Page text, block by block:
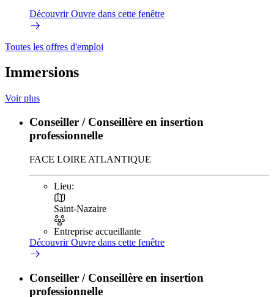
DécouvrirOuvre dans cette fenêtre
Toutes les offres d'emploi
Immersions
Voir plus
Conseiller / Conseillère en insertion
professionnelle
FACE LOIRE ATLANTIQUE
Lieu:
Saint-Nazaire
Entreprise accueillante
DécouvrirOuvre dans cette fenêtre
Conseiller / Conseillère en insertion
professionnelle